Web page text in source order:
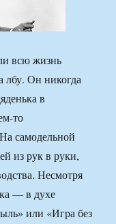
всю жизнь
лбу. Он никогда
в
то
самодельной
из рук в руки,
Несмотря
— в духе
или «Игра без